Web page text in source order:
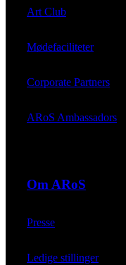
Art Club
Mødefaciliteter
Corporate Partners
ARoS Ambassadors
Om ARoS
Presse
Ledige stillinger